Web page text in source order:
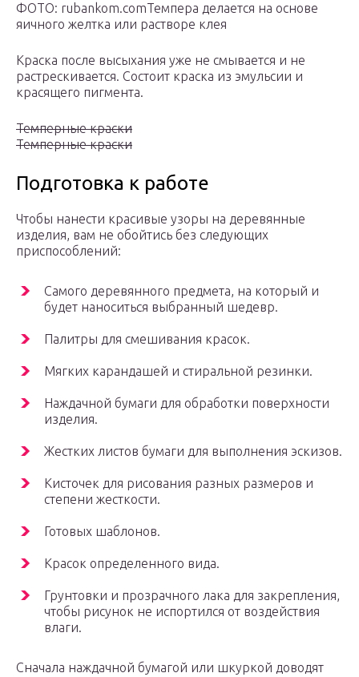
ФОТО: rubankom.comТемпера делается на основе
яичного желтка или растворе клея
Краска после высыхания уже не смывается и не
растрескивается. Состоит краска из эмульсии и
красящего пигмента.
Темперные краски
Темперные краски
Подготовка к работе
Чтобы нанести красивые узоры на деревянные
изделия, вам не обойтись без следующих
приспособлений:
Самого деревянного предмета, на который и
будет наноситься выбранный шедевр.
Палитры для смешивания красок.
Мягких карандашей и стиральной резинки.
Наждачной бумаги для обработки поверхности
изделия.
Жестких листов бумаги для выполнения эскизов.
Кисточек для рисования разных размеров и
степени жесткости.
Готовых шаблонов.
Красок определенного вида.
Грунтовки и прозрачного лака для закрепления,
чтобы рисунок не испортился от воздействия
влаги.
Сначала наждачной бумагой или шкуркой доводят